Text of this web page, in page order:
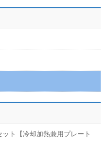
ト【冷却加熱兼用プレート